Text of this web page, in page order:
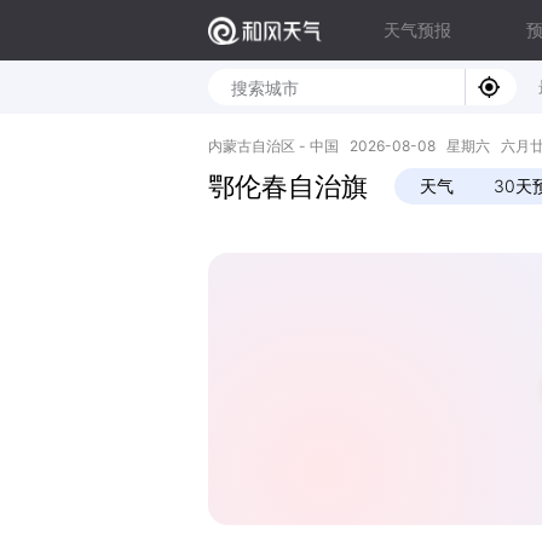
天气预报
内蒙古自治区 - 中国 2026-08-08 星期六 六月
鄂伦春自治旗 天气 30天